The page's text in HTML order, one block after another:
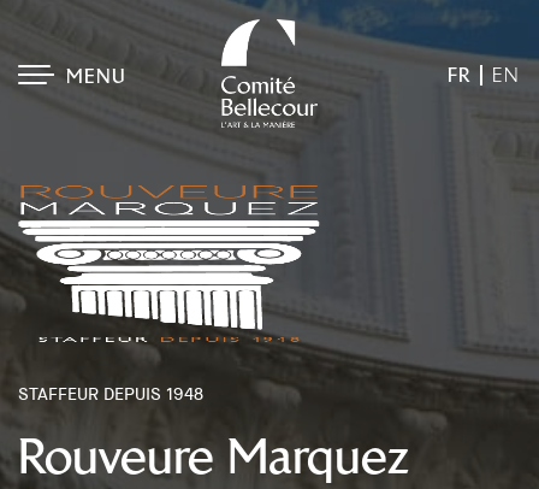
MENU FR EN
STAFFEUR DEPUIS 1948
Rouveure Marquez